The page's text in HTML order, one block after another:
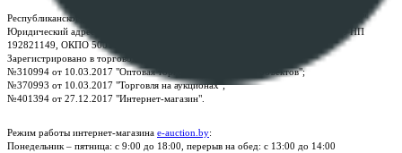
Республиканское унитарное предприятие по оказанию услуг "БелЮрОбеспечение"
Юридический адрес: г. Минск, пр-т. Дзержинского, 1Б, e-mail:
, УНП
192821149, ОКПО 500111895000
Зарегистрировано в торговом реестре Республики Беларусь:
№310994 от 10.03.2017 "Оптовая торговля без торговых объектов";
№370993 от 10.03.2017 "Торговля на аукционах";
№401394 от 27.12.2017 "Интернет-магазин".
Режим работы интернет-магазина e-auction.by:
Понедельник – пятница: с 9:00 до 18:00, перерыв на обед: с 13:00 до 14:00